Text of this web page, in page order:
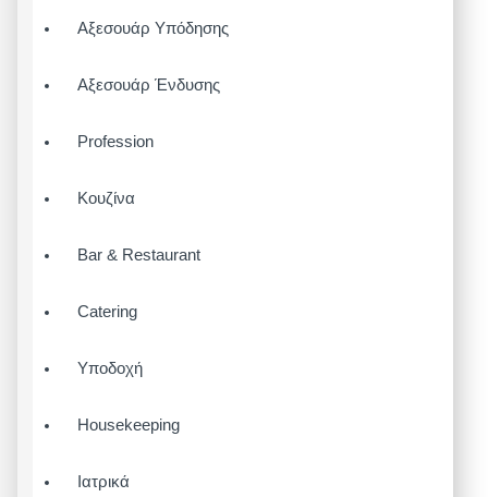
Αξεσουάρ Υπόδησης
Αξεσουάρ Ένδυσης
Profession
Κουζίνα
Bar & Restaurant
Catering
Υποδοχή
Housekeeping
Ιατρικά